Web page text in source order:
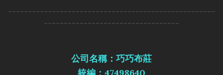
----------------------------------------------------
----------------------------------
公司名稱：巧巧布莊